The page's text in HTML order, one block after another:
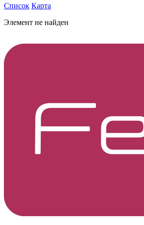
Список Карта
Элемент не найден